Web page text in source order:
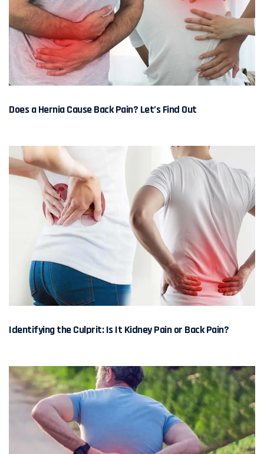
Does a Hernia Cause Back Pain? Let’s Find Out
Identifying the Culprit: Is It Kidney Pain or Back Pain?